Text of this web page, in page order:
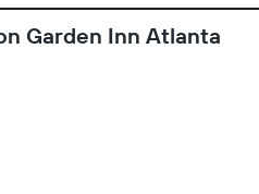
Garden Inn Atlanta